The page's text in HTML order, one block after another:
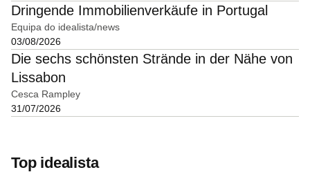
Dringende Immobilienverkäufe in Portugal
Equipa do idealista/news
03/08/2026
Die sechs schönsten Strände in der Nähe von
Lissabon
Cesca Rampley
31/07/2026
Top idealista